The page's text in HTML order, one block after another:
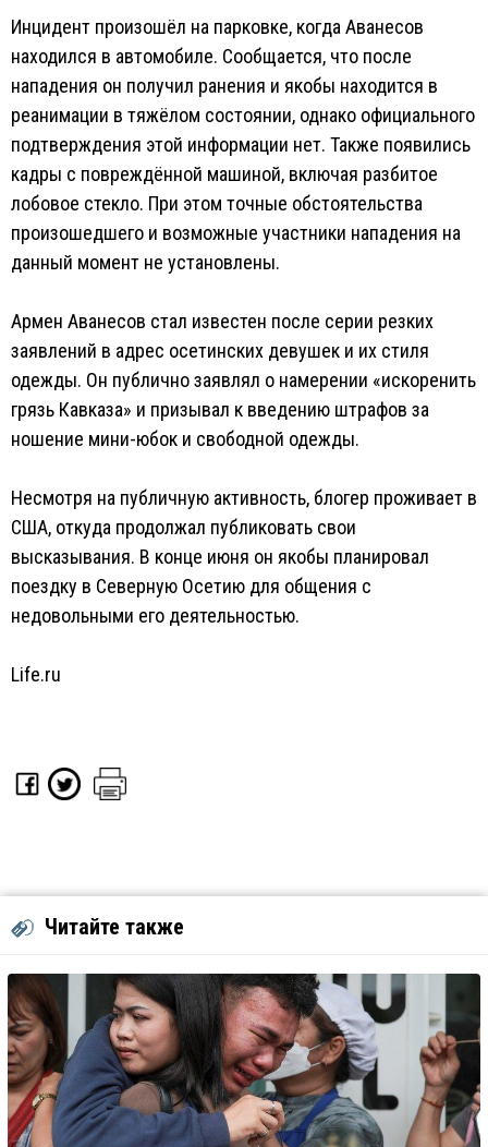
Инцидент произошёл на парковке, когда Аванесов
находился в автомобиле. Сообщается, что после
нападения он получил ранения и якобы находится в
реанимации в тяжёлом состоянии, однако официального
подтверждения этой информации нет. Также появились
кадры с повреждённой машиной, включая разбитое
лобовое стекло. При этом точные обстоятельства
произошедшего и возможные участники нападения на
данный момент не установлены.
Армен Аванесов стал известен после серии резких
заявлений в адрес осетинских девушек и их стиля
одежды. Он публично заявлял о намерении «искоренить
грязь Кавказа» и призывал к введению штрафов за
ношение мини-юбок и свободной одежды.
Несмотря на публичную активность, блогер проживает в
США, откуда продолжал публиковать свои
высказывания. В конце июня он якобы планировал
поездку в Северную Осетию для общения с
недовольными его деятельностью.
Life.ru
Читайте также